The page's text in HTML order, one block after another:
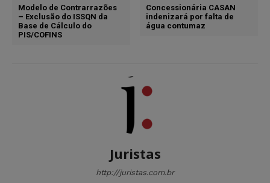
Modelo de Contrarrazões
– Exclusão do ISSQN da
Base de Cálculo do
PIS/COFINS
Concessionária CASAN
indenizará por falta de
água contumaz
Juristas
http://juristas.com.br